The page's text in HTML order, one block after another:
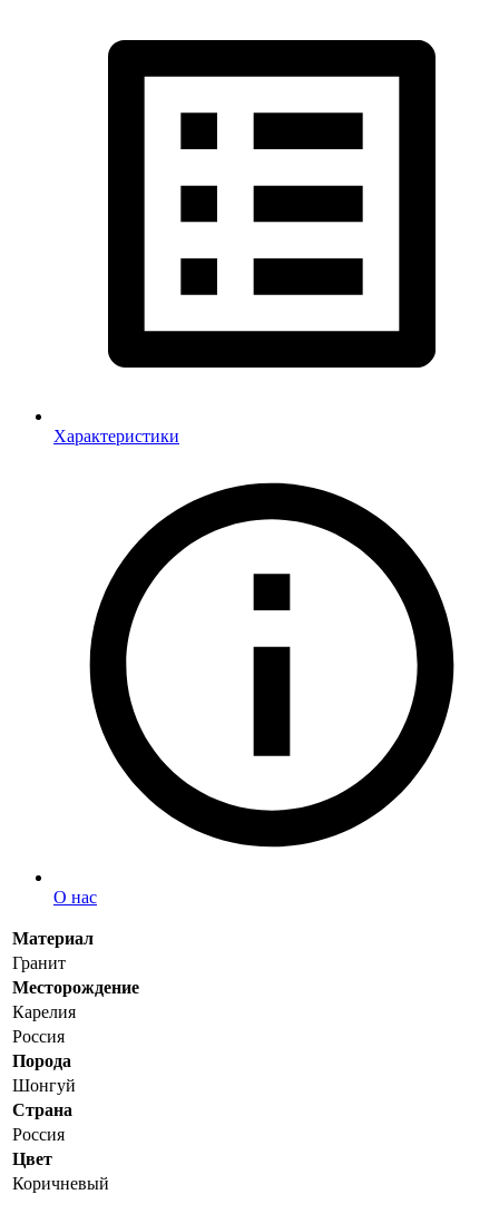
Характеристики
О нас
Материал
Гранит
Месторождение
Карелия
Россия
Порода
Шонгуй
Страна
Россия
Цвет
Коричневый